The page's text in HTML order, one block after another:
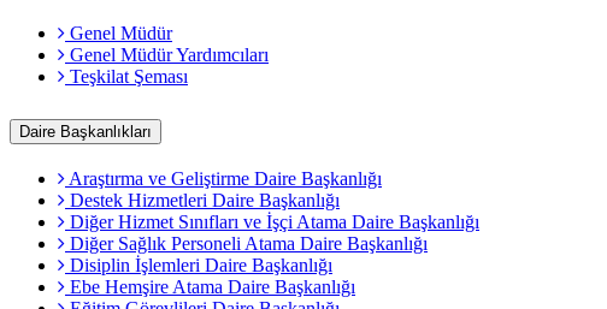
Genel Müdür
Genel Müdür Yardımcıları
Teşkilat Şeması
Daire Başkanlıkları
Araştırma ve Geliştirme Daire Başkanlığı
Destek Hizmetleri Daire Başkanlığı
Diğer Hizmet Sınıfları ve İşçi Atama Daire Başkanlığı
Diğer Sağlık Personeli Atama Daire Başkanlığı
Disiplin İşlemleri Daire Başkanlığı
Ebe Hemşire Atama Daire Başkanlığı